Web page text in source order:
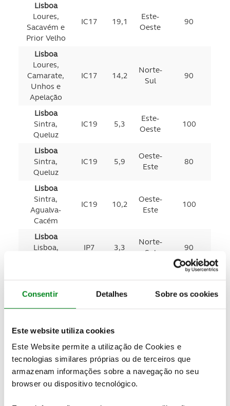
Consentir Detalhes Sobre os cookies
Este website utiliza cookies
Este Website permite a utilização de Cookies e
tecnologias similares próprias ou de terceiros que
armazenam informações sobre a navegação no seu
browser ou dispositivo tecnológico.
Lisboa
Loures,
Sacavém e
Prior Velho
IC17 19,1
Este-
Oeste
90
Lisboa
Loures,
Camarate,
Unhos e
Apelação
IC17 14,2
Norte-
Sul
90
Lisboa
Sintra,
Queluz
IC19 5,3
Este-
Oeste
100
Lisboa
Sintra,
Queluz
IC19 5,9
Oeste-
Este
80
Lisboa
Sintra,
Agualva-
Cacém
IC19 10,2
Oeste-
Este
100
Lisboa
Lisboa,
IP7 3,3
Norte-
Sul
90
Campolide
Norte-
Sul
Lisboa
Alcântara
Lisboa
Cascais,
Carcavelos e
Parede
EN6-7
Norte-
Sul